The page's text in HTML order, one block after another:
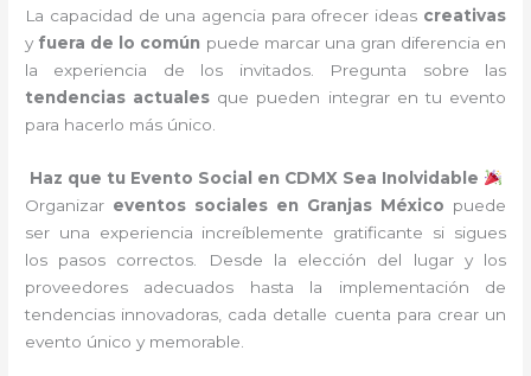
La capacidad de una agencia para ofrecer ideas creativas
y fuera de lo común puede marcar una gran diferencia en
la experiencia de los invitados. Pregunta sobre las
tendencias actuales que pueden integrar en tu evento
para hacerlo más único.
Haz que tu Evento Social en CDMX Sea Inolvidable
Organizar eventos sociales en Granjas México puede
ser una experiencia increíblemente gratificante si sigues
los pasos correctos. Desde la elección del lugar y los
proveedores adecuados hasta la implementación de
tendencias innovadoras, cada detalle cuenta para crear un
evento único y memorable.